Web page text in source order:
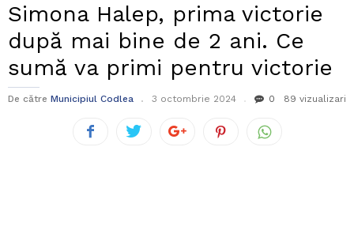
Simona Halep, prima victorie
după mai bine de 2 ani. Ce
sumă va primi pentru victorie
De către Municipiul Codlea 3 octombrie 2024 0 89 vizualizari